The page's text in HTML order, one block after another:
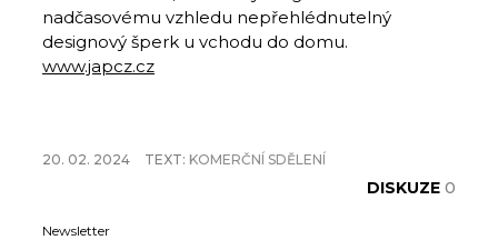
nadčasovému vzhledu nepřehlédnutelný
designový šperk u vchodu do domu.
www.japcz.cz
20. 02. 2024 TEXT: KOMERČNÍ SDĚLENÍ
DISKUZE 0
Newsletter